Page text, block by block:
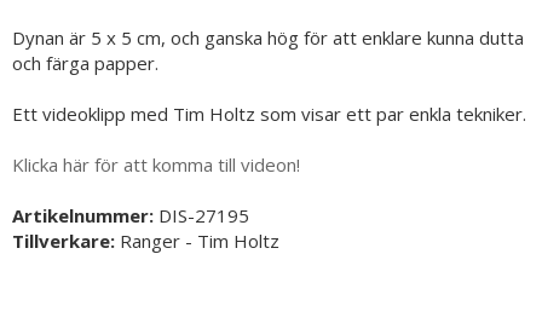
Dynan är 5 x 5 cm, och ganska hög för att enklare kunna dutta
och färga papper.
Ett videoklipp med Tim Holtz som visar ett par enkla tekniker.
Klicka här för att komma till videon!
Artikelnummer: DIS-27195
Tillverkare: Ranger - Tim Holtz